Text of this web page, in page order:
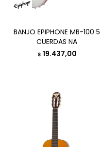
BANJO EPIPHONE MB-100 5
CUERDAS NA
$ 19.437,00